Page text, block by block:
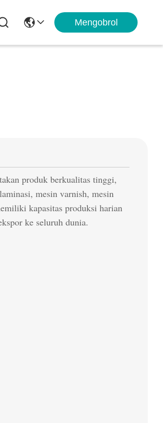
Mengobrol
produk berkualitas tinggi,
mesin varnish, mesin
kapasitas produksi harian
ke seluruh dunia.